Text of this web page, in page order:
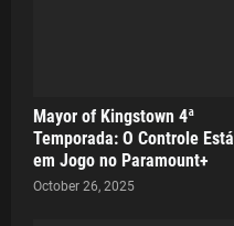
Mayor of Kingstown 4ª
Temporada: O Controle Está
em Jogo no Paramount+
October 26, 2025